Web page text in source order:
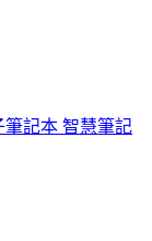
筆記本 智慧筆記